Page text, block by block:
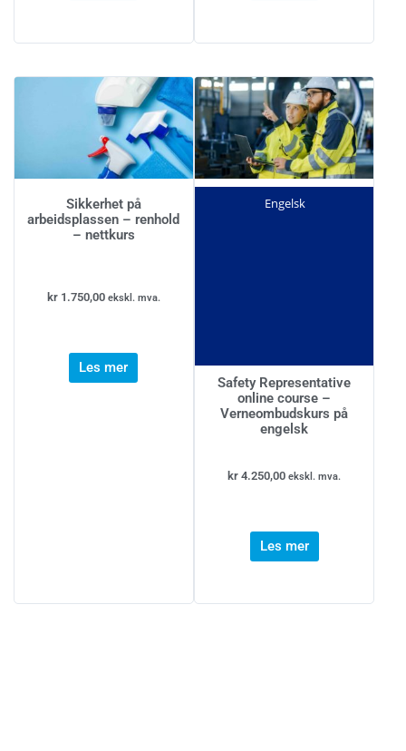
Sikkerhet på
arbeidsplassen – renhold
– nettkurs
kr1.750,00 ekskl. mva.
Les mer
Engelsk
Safety Representative
online course –
Verneombudskurs på
engelsk
kr 4.250,00 ekskl. mva.
Les mer